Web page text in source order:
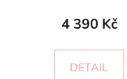
4 390 Kč
DETAIL